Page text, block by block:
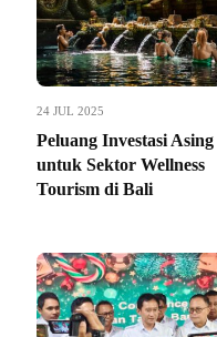
24 JUL 2025
Peluang Investasi Asing
untuk Sektor Wellness
Tourism di Bali